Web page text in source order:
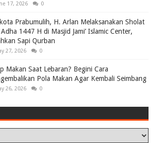
17, 2026 0
Prabumulih, H. Arlan Melaksanakan Sholat
1447 H di Masjid Jami’ Islamic Center,
Sapi Qurban
27, 2026 0
Makan Saat Lebaran? Begini Cara
Pola Makan Agar Kembali Seimbang
26, 2026 0